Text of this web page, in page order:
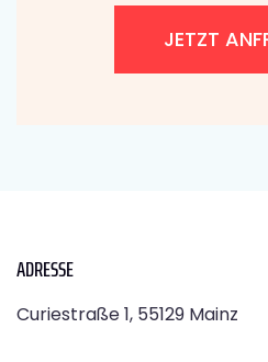
JETZT
ADRESSE
Curiestraße 1, 55129 Mainz